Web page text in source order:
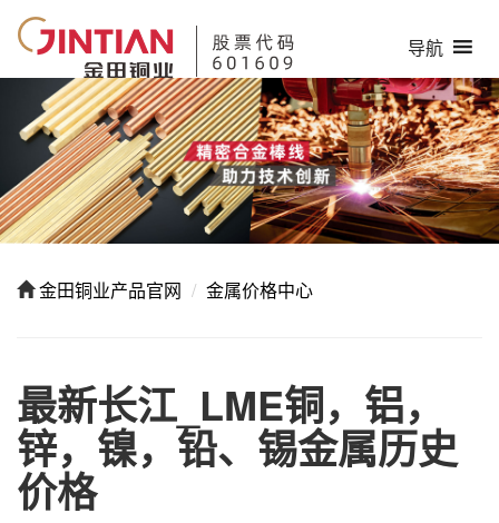
导航
金田铜业产品官网 金属价格中心
最新长江_LME铜，铝，
锌，镍，铅、锡金属历史
价格